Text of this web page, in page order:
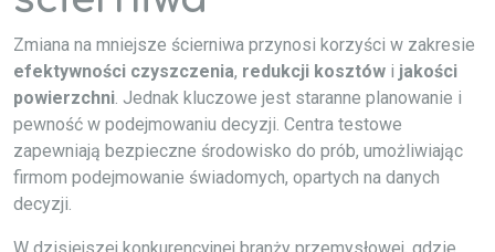
Zmiana na mniejsze ścierniwa przynosi korzyści w zakresie
efektywności czyszczenia, redukcji kosztów i jakości
powierzchni. Jednak kluczowe jest staranne planowanie i
pewność w podejmowaniu decyzji. Centra testowe
zapewniają bezpieczne środowisko do prób, umożliwiając
firmom podejmowanie świadomych, opartych na danych
decyzji.